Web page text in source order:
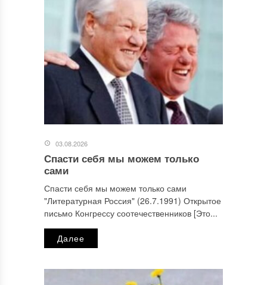
03.08.2026
Спасти себя мы можем только
сами
Спасти себя мы можем только сами
"Литературная Россия" (26.7.1991) Открытое
письмо Конгрессу соотечественников [Это...
Далее